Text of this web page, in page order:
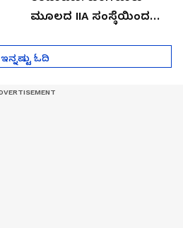
ಮೂಲದ IIA ಸಂಸ್ಥೆಯಿಂದ
ಇನ್ನಷ್ಟು ಓದಿ